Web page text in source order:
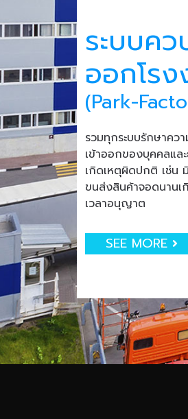
ระบบคว
ออกโรง
(Park-
รวมทุกระบบรักษาคว
เข้าออกของบุคคลแล
เกิดเหตุผิดปกติ เช่น
ขนส่งสินค้าจอดนาน
เวลาอนุญาต
SEE MORE